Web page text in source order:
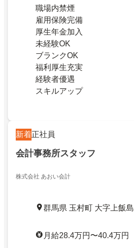
職場内禁煙
雇用保険完備
厚生年金加入
未経験OK
ブランクOK
福利厚生充実
経験者優遇
スキルアップ
新着正社員
会計事務所スタッフ
株式会社 あおい会計
群馬県 玉村町 大字上飯島
月給28.4万円〜40.4万円